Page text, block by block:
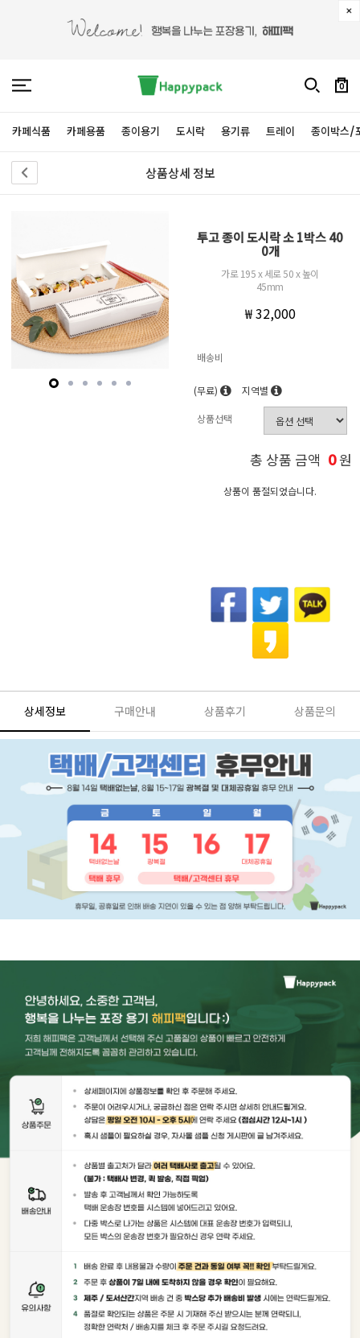
0
카페식품 카페용품 종이용기 도시락 용기류 트레이 종이박스/
상품상세 정보
투고 종이 도시락 소 1박스 40
0개
가로 195 x 세로 50 x 높이
45mm
₩ 32,000
배송비
(무료) 지역별
상품선택
총 상품 금액 0원
상품이 품절되었습니다.
상세정보 구매안내 상품후기 상품문의